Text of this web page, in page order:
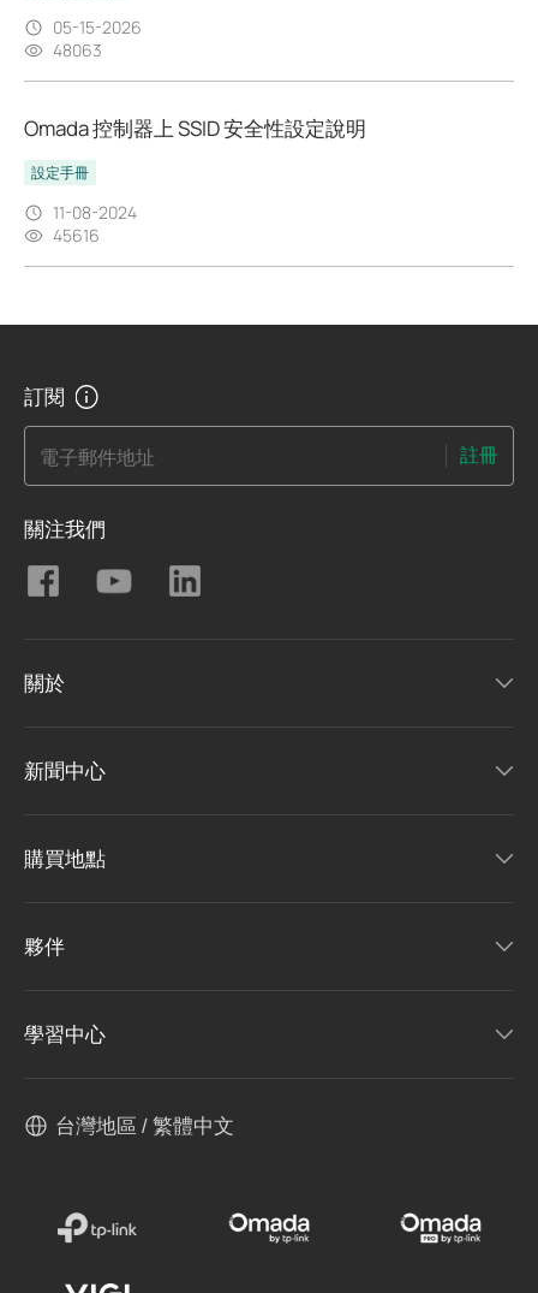
05-15-2026
48063
Omada 控制器上 SSID 安全性設定說明
設定手冊
11-08-2024
45616
訂閱
電子郵件地址 註冊
關注我們
關於
新聞中心
購買地點
夥伴
學習中心
台灣地區 / 繁體中文